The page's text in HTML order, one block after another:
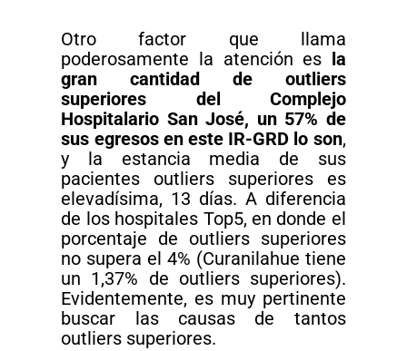
Otro factor que llama
poderosamente la atención es la
gran cantidad de outliers
superiores del Complejo
Hospitalario San José, un 57% de
sus egresos en este IR-GRD lo son,
y la estancia media de sus
pacientes outliers superiores es
elevadísima, 13 días. A diferencia
de los hospitales Top5, en donde el
porcentaje de outliers superiores
no supera el 4% (Curanilahue tiene
un 1,37% de outliers superiores).
Evidentemente, es muy pertinente
buscar las causas de tantos
outliers superiores.